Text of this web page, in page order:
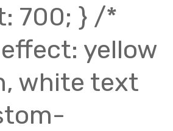
700; } /*
yellow
white text